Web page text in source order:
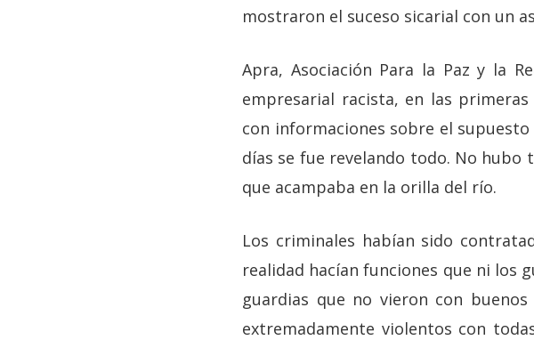
mostraron el suceso sicarial con un
Apra, Asociación Para la Paz y la
empresarial racista, en las
con informaciones sobre el
días se fue revelando todo. No hubo
que acampaba en la orilla del río.
Los criminales habían sido
realidad hacían funciones que ni los
guardias que no vieron con
extremadamente violentos con